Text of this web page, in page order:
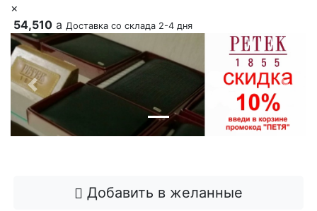
×
54,510 a Доставка со склада 2-4 дня
Previous
Добавить в желанные